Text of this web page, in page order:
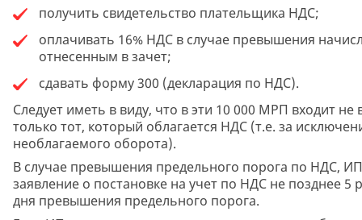
получить свидетельство плательщика НДС;
оплачивать 16% НДС в случае превышения
отнесенным в зачет;
сдавать форму 300 (декларация по НДС).
Следует иметь в виду, что в эти 10 000 МРП входит не
только тот, который облагается НДС (т.е. за
необлагаемого оборота).
В случае превышения предельного порога по НДС,
заявление о постановке на учет по НДС не позднее 5
дня превышения предельного порога.